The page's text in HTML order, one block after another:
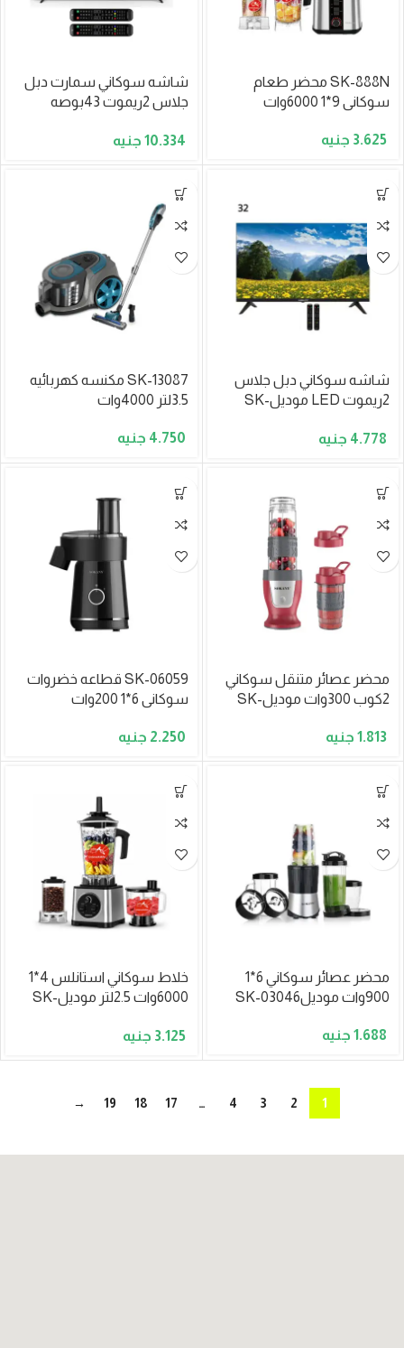
SK-888N محضر طعام
سوكانى 9*1 6000وات
3.625
شاشه سوكاني سمارت دبل
جلاس 2ريموت 43بوصه
موديلSK-22043
10.334
شاشه سوكاني دبل جلاس
2ريموت LED موديلSK-
4.778
SK-13087 مكنسه كهربائيه
3.5لتر 4000وات
4.750
محضر عصائر متنقل سوكاني
2كوب 300وات موديلSK-
1.813
SK-06059 قطاعه خضروات
سوكانى 6*1 200وات
2.250
محضر عصائر سوكاني 6*1
900وات موديلSK-03046
1.688
خلاط سوكاني استانلس 4*1
6000وات 2.5لتر موديلSK-
3.125
1
2
3
4
…
17
18
19
→